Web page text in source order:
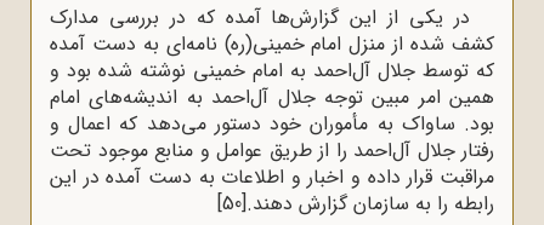
در یکی از این گزارش‌ها آمده که در بررسی مدارک
کشف شده از منزل امام خمینی(ره) نامه‌ای به دست آمده
که توسط جلال آل‌احمد به امام خمینی نوشته شده بود و
همین امر مبین توجه جلال آل‌احمد به اندیشه‌های امام
بود. ساواک به مأموران خود دستور می‌دهد که اعمال و
رفتار جلال آل‌احمد را از طریق عوامل و منابع موجود تحت
مراقبت قرار داده و اخبار و اطلاعات به دست آمده در این
رابطه را به سازمان گزارش دهند.[50]